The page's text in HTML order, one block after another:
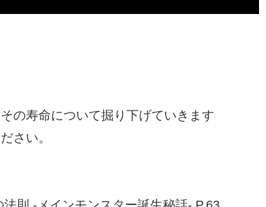
の寿命について掘り下げていきます
さい。